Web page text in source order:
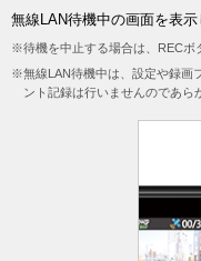
無線LAN待機中の画面を表示
※待機を中止する場合は、RECボ
※無線LAN待機中は、設定や録画
ント記録は行いませんのであら